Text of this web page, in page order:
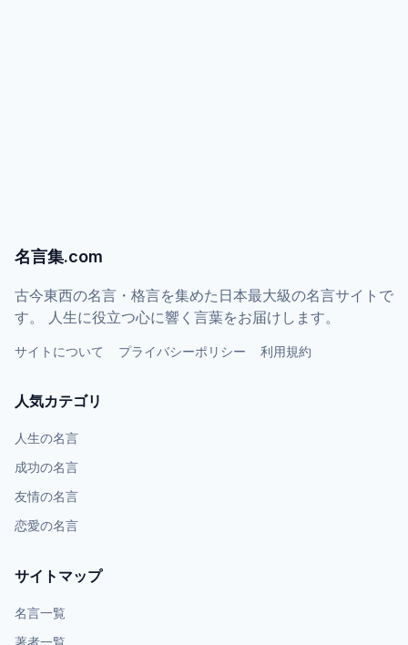
名言集.com
古今東西の名言・格言を集めた日本最大級の名言サイトで
す。 人生に役立つ心に響く言葉をお届けします。
サイトについて プライバシーポリシー 利用規約
人気カテゴリ
人生の名言
成功の名言
友情の名言
恋愛の名言
サイトマップ
名言一覧
著者一覧